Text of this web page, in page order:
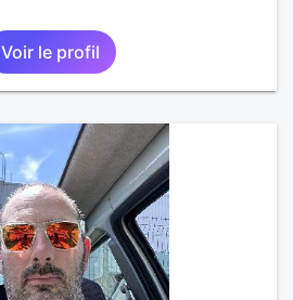
Voir le profil